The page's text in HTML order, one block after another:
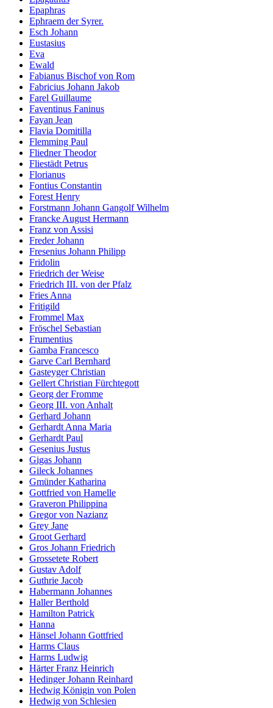
Epaphras
Ephraem der Syrer.
Esch Johann
Eustasius
Eva
Ewald
Fabianus Bischof von Rom
Fabricius Johann Jakob
Farel Guillaume
Faventinus Faninus
Fayan Jean
Flavia Domitilla
Flemming Paul
Fliedner Theodor
Fliestädt Petrus
Florianus
Fontius Constantin
Forest Henry
Forstmann Johann Gangolf Wilhelm
Francke August Hermann
Franz von Assisi
Freder Johann
Fresenius Johann Philipp
Fridolin
Friedrich der Weise
Friedrich III. von der Pfalz
Fries Anna
Fritigild
Frommel Max
Fröschel Sebastian
Frumentius
Gamba Francesco
Garve Carl Bernhard
Gasteyger Christian
Gellert Christian Fürchtegott
Georg der Fromme
Georg III. von Anhalt
Gerhard Johann
Gerhardt Anna Maria
Gerhardt Paul
Gesenius Justus
Gigas Johann
Gileck Johannes
Gmünder Katharina
Gottfried von Hamelle
Graveron Philippina
Gregor von Nazianz
Grey Jane
Groot Gerhard
Gros Johann Friedrich
Grossetete Robert
Gustav Adolf
Guthrie Jacob
Habermann Johannes
Haller Berthold
Hamilton Patrick
Hanna
Hänsel Johann Gottfried
Harms Claus
Harms Ludwig
Härter Franz Heinrich
Hedinger Johann Reinhard
Hedwig Königin von Polen
Hedwig von Schlesien